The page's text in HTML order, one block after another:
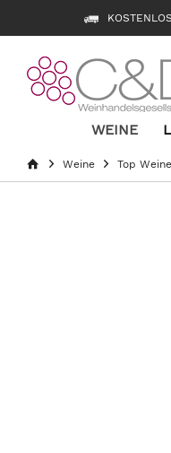
WEINE
Weine Top